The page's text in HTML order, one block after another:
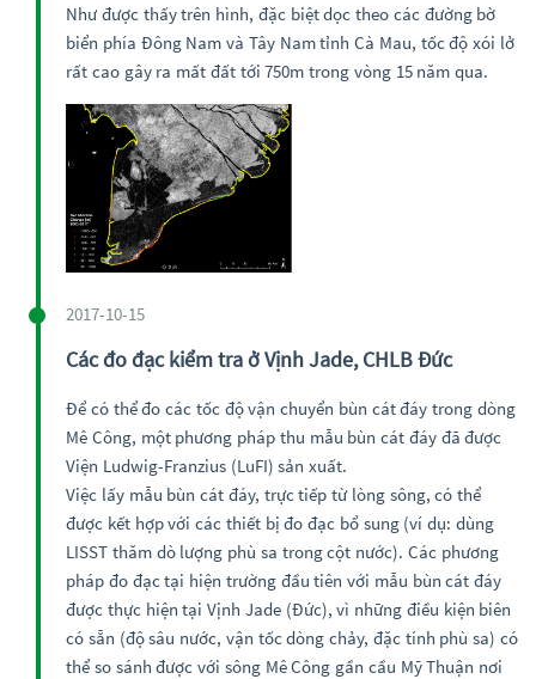
Như được thấy trên hình, đặc biệt dọc theo các đường bờ
biển phía Đông Nam và Tây Nam tỉnh Cà Mau, tốc độ xói lở
rất cao gây ra mất đất tới 750m trong vòng 15 năm qua.
2017-10-15
Các đo đạc kiểm tra ở Vịnh Jade, CHLB Đức
Để có thể đo các tốc độ vận chuyển bùn cát đáy trong dòng
Mê Công, một phương pháp thu mẫu bùn cát đáy đã được
Viện Ludwig-Franzius (LuFI) sản xuất.
Việc lấy mẫu bùn cát đáy, trực tiếp từ lòng sông, có thể
được kết hợp với các thiết bị đo đạc bổ sung (ví dụ: dùng
LISST thăm dò lượng phù sa trong cột nước). Các phương
pháp đo đạc tại hiện trường đầu tiên với mẫu bùn cát đáy
được thực hiện tại Vịnh Jade (Đức), vì những điều kiện biên
có sẵn (độ sâu nước, vận tốc dòng chảy, đặc tính phù sa) có
thể so sánh được với sông Mê Công gần cầu Mỹ Thuận nơi